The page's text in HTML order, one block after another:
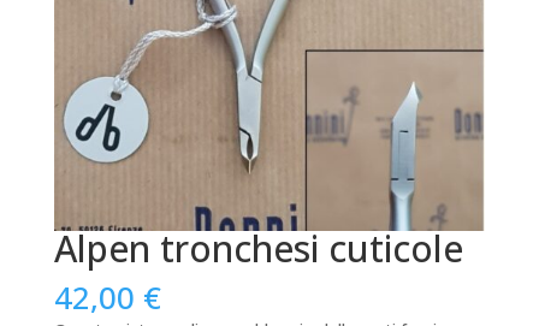
Alpen tronchesi cuticole
42,00 €